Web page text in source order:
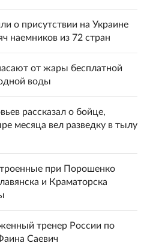
о присутствии на Украине
наемников из 72 стран
от жары бесплатной
воды
рассказал о бойце,
месяца вел разведку в тылу
при Порошенко
и Краматорска
тренер России по
Саевич